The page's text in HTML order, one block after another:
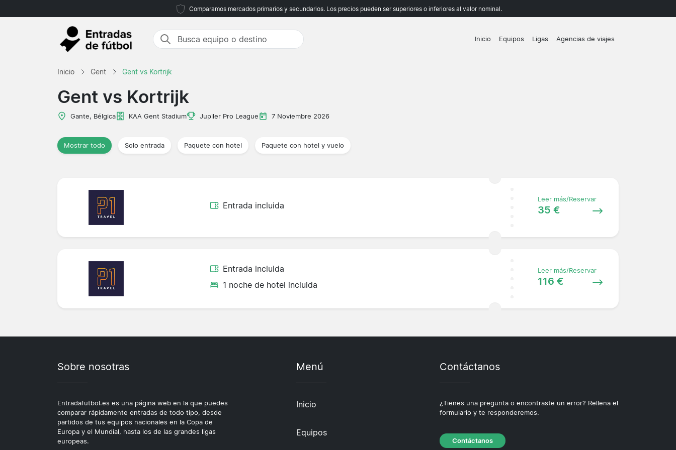
Comparamos mercados primarios y secundarios. Los precios pueden ser superiores o inferiores al valor nominal.
Inicio Equipos Ligas Agencias de viajes
Inicio Gent Gent vs Kortrijk
Gent vs Kortrijk
Gante, Bélgica KAA Gent Stadium Jupiler Pro League 7 Noviembre 2026
Mostrar todo Solo entrada Paquete con hotel Paquete con hotel y vuelo
Entrada incluida
Leer más/Reservar
35 €
Entrada incluida
1 noche de hotel incluida
Leer más/Reservar
116 €
Sobre nosotras
Entradafutbol.es es una página web en la que puedes
comparar rápidamente entradas de todo tipo, desde
partidos de tus equipos nacionales en la Copa de
Europa y el Mundial, hasta los de las grandes ligas
europeas.
Menú
Inicio
Equipos
Contáctanos
¿Tienes una pregunta o encontraste un error? Rellena el
formulario y te responderemos.
Contáctanos